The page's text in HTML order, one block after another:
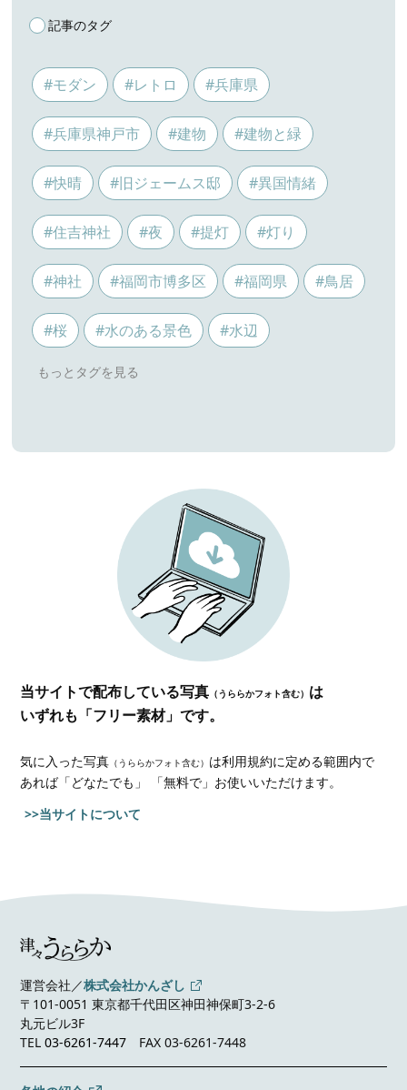
記事のタグ
#モダン #レトロ #兵庫県
#兵庫県神戸市 #建物 #建物と緑
#快晴 #旧ジェームス邸 #異国情緒
#住吉神社 #夜 #提灯 #灯り
#神社 #福岡市博多区 #福岡県 #鳥居
#桜 #水のある景色 #水辺
当サイトで配布している写真 （うららかフォト含む） は
いずれも「フリー素材」です。
気に入った写真 （うららかフォト含む） は利用規約に定める範囲内で
あれば「どなたでも」 「無料で」お使いいただけます。
>>当サイトについて
運営会社／株式会社かんざし
〒101-0051 東京都千代田区神田神保町3-2-6
丸元ビル3F
TEL03-6261-7447 FAX 03-6261-7448